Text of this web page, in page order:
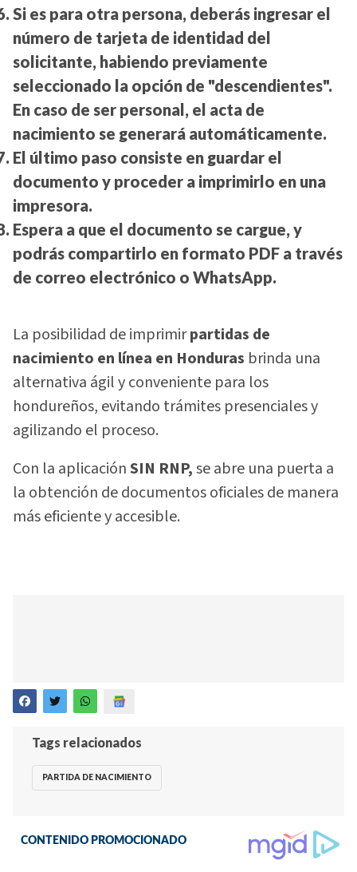
Si es para otra persona, deberás ingresar el
número de tarjeta de identidad del
solicitante, habiendo previamente
seleccionado la opción de "descendientes".
En caso de ser personal, el acta de
nacimiento se generará automáticamente.
El último paso consiste en guardar el
documento y proceder a imprimirlo en una
impresora.
Espera a que el documento se cargue, y
podrás compartirlo en formato PDF a través
de correo electrónico o WhatsApp.
La posibilidad de imprimirpartidas de
nacimiento en línea en Honduras brinda una
alternativa ágil y conveniente para los
hondureños, evitando trámites presenciales y
agilizando el proceso.
Con la aplicaciónSIN RNP,se abre una puerta a
la obtención de documentos oficiales de manera
más eficiente y accesible.
Tags relacionados
PARTIDA DE NACIMIENTO